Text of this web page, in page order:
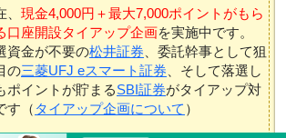
現金4,000円＋最大7,000ポイントがもら
口座開設タイアップ企画を実施中です。
資金が不要の松井証券 、委託幹事として狙
の三菱UFJ eスマート証券 、そして落選し
ポイントが貯まるSBI証券がタイアップ対
す（ タイアップ企画について ）